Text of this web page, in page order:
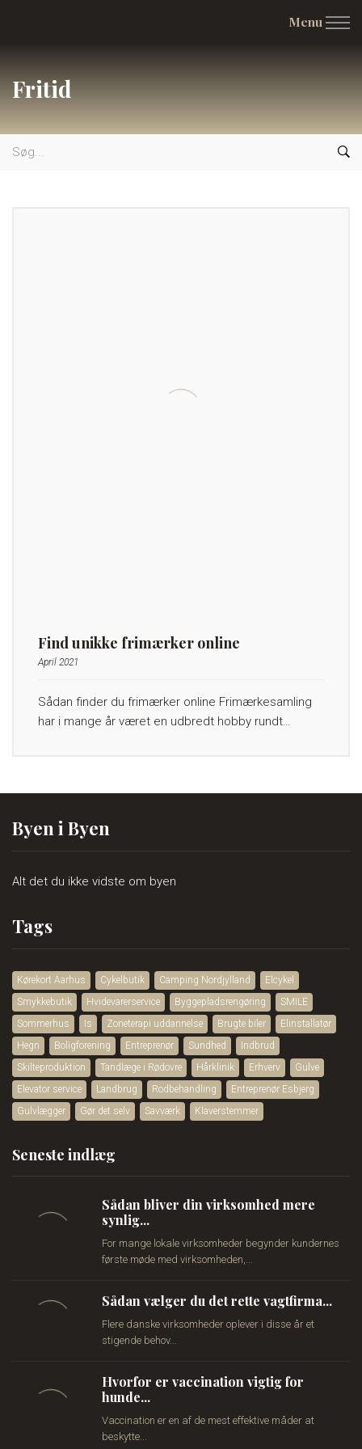
Menu
Fritid
Find unikke frimærker online
April 2021
Sådan finder du frimærker online Frimærkesamling
har i mange år været en udbredt hobby rundt…
Byen i Byen
Alt det du ikke vidste om byen
Tags
Kørekort Aarhus Cykelbutik Camping Nordjylland
Elcykel
Smykkebutik
Hvidevarerservice Byggepladsrengøring
SMILE
Sommerhus
Is Zoneterapi uddannelse Brugte biler
Elinstallatør
Hegn
Boligforening Entreprenør Sundhed
Indbrud
Skilteproduktion
Tandlæge i Rødovre Hårklinik Erhverv
Gulve
Elevator service
Landbrug Rodbehandling
Entreprenør Esbjerg
Gulvlægger
Gør det selv Savværk Klaverstemmer
Seneste indlæg
Sådan bliver din virksomhed mere
synlig...
For mange lokale virksomheder begynder kundernes
første møde med virksomheden,...
Sådan vælger du det rette vagtfirma...
Flere danske virksomheder oplever i disse år et
stigende behov...
Hvorfor er vaccination vigtig for
hunde...
Vaccination er en af de mest effektive måder at
beskytte...